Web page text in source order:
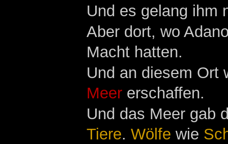
Und es gelang ihm
Aber dort, wo
Macht hatten.
Und an diesem Ort
Meer erschaffen.
Und das Meer gab
Tiere.Wölfe wie